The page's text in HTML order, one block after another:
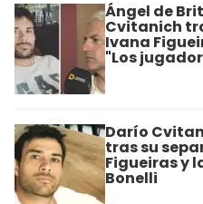
Ángel de
Cvitanich
Ivana
"Los
Darío
tras su
Figueiras y
Bonelli